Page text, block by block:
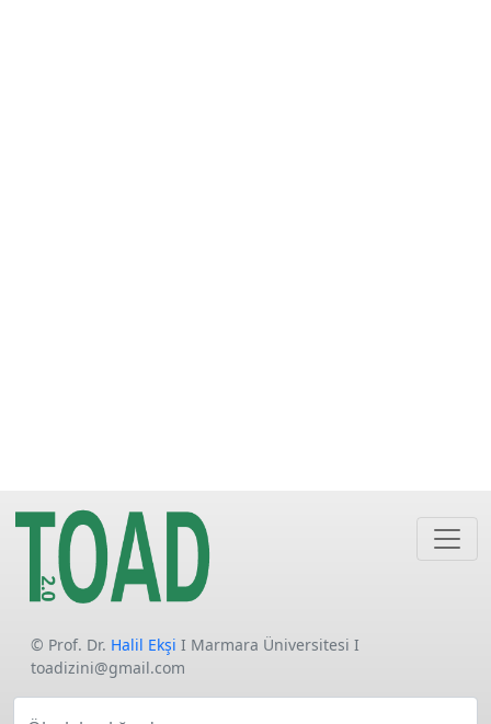
© Prof. Dr. Halil Ekşi I Marmara Üniversitesi I
toadizini@gmail.com